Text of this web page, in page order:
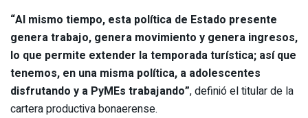
“Al mismo tiempo, esta política de Estado presente
genera trabajo, genera movimiento y genera ingresos,
lo que permite extender la temporada turística; así que
tenemos, en una misma política, a adolescentes
disfrutando y a PyMEs trabajando”, definió el titular de la
cartera productiva bonaerense.